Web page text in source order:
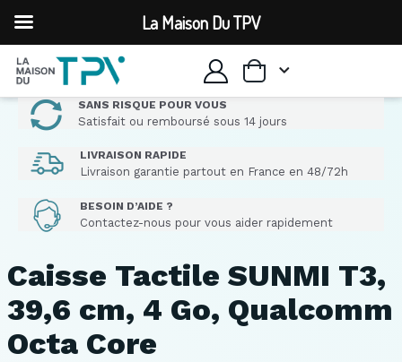
SANS RISQUE POUR VOUS
Satisfait ou remboursé sous 14 jours
LIVRAISON RAPIDE
Livraison garantie partout en France en 48/72h
BESOIN D’AIDE ?
Contactez-nous pour vous aider rapidement
Caisse Tactile SUNMI T3,
39,6 cm, 4 Go, Qualcomm
Octa Core
La Maison Du TPV